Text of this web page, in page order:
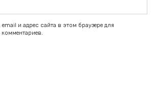
и адрес сайта в этом браузере для